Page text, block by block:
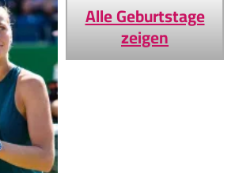
Alle Geburtstage
zeigen